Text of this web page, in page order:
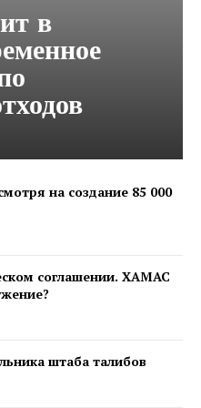
в
на создание 85 000
соглашении. ХАМАС
штаба талибов